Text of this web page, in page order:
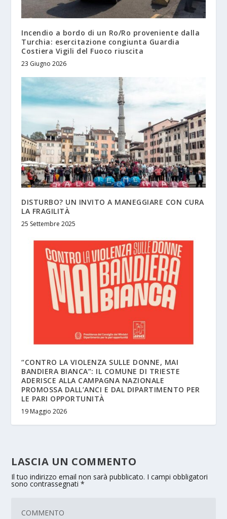
Incendio a bordo di un Ro/Ro proveniente dalla
Turchia: esercitazione congiunta Guardia
Costiera Vigili del Fuoco riuscita
23 Giugno 2026
DISTURBO? UN INVITO A MANEGGIARE CON CURA
LA FRAGILITÀ
25 Settembre 2025
“CONTRO LA VIOLENZA SULLE DONNE, MAI
BANDIERA BIANCA”: IL COMUNE DI TRIESTE
ADERISCE ALLA CAMPAGNA NAZIONALE
PROMOSSA DALL’ANCI E DAL DIPARTIMENTO PER
LE PARI OPPORTUNITÀ
19 Maggio 2026
LASCIA UN COMMENTO
Il tuo indirizzo email non sarà pubblicato. I campi obbligatori
sono contrassegnati*